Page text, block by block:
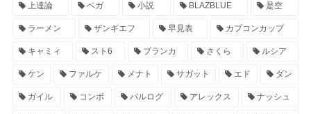
上達論 ベガ 小説 BLAZBLUE 是空
ラーメン ザンギエフ 早見表 カプコンカップ
キャミィ スト6 ブランカ さくら ルシア
ケン ファルケ メナト サガット エド ダン
ガイル コンボ バルログ アレックス ナッシュ